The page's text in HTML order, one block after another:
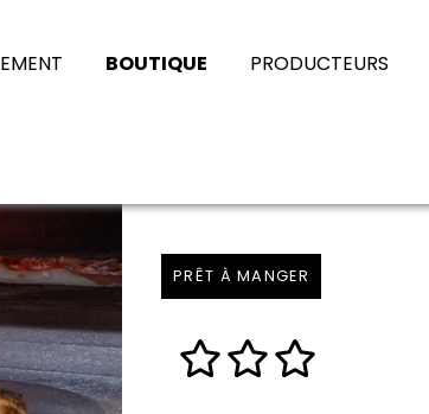
BOUTIQUE PRODUCTEURS
PRÊT À MANGER